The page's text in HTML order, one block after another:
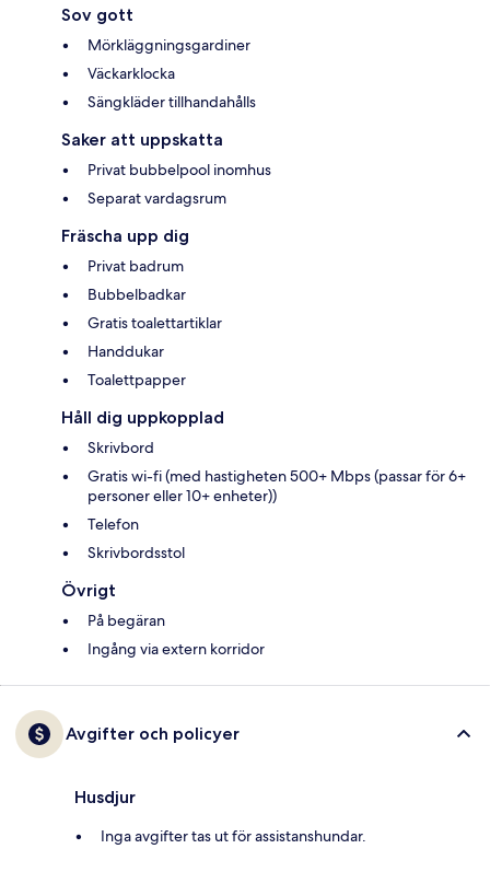
Sov gott
Mörkläggningsgardiner
Väckarklocka
Sängkläder tillhandahålls
Saker att uppskatta
Privat bubbelpool inomhus
Separat vardagsrum
Fräscha upp dig
Privat badrum
Bubbelbadkar
Gratis toalettartiklar
Handdukar
Toalettpapper
Håll dig uppkopplad
Skrivbord
Gratis wi-fi (med hastigheten 500+ Mbps (passar för 6+
personer eller 10+ enheter))
Telefon
Skrivbordsstol
Övrigt
På begäran
Ingång via extern korridor
Avgifter och policyer
Husdjur
Inga avgifter tas ut för assistanshundar.